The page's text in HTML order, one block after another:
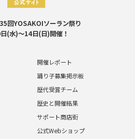
回YOSAKOIソーラン祭り
(水)～14日(日)開催！
開催レポート
踊り子募集掲示板
歴代受賞チーム
歴史と開催結果
サポート商店街
公式Webショップ